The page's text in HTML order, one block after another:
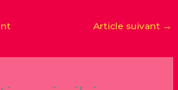
Article suivant →